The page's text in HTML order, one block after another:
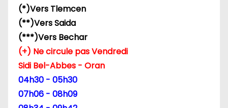
a
r
t
c
(*)Vers Tlemcen
(**)Vers Saida
(***)Vers Bechar
(+) Ne circule pas Vendredi
Sidi Bel-Abbes - Oran
04h30 - 05h30
07h06 - 08h09